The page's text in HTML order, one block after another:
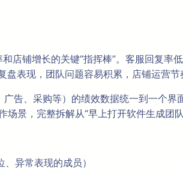
店铺增长的关键“指挥棒”。客服回复
表现，团队问题容易积累，店铺运营节
告、采购等）的绩效数据统一到一个
场景，完整拆解从“早上打开软件生成团
异常表现的成员）